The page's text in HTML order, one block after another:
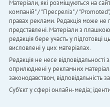
Матеріали, які розміщуються на
компаній" / "Пресреліз" /
правах реклами. Редакція може не
представлені. Матеріали з
редакція бере участь у підготовці
висловлені у цих матеріалах.
Редакція не несе відповідальності
оприлюднені у рекламних
законодавством, відповідальність
Cуб'єкт у сфері онлайн-медіа;